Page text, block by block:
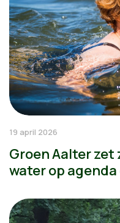
19 april 2026
Groen Aalter zet
water op